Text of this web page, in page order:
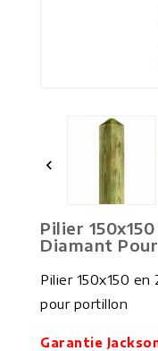

Pilier
Diamant
Pilier 150x150
pour portillon
Garantie